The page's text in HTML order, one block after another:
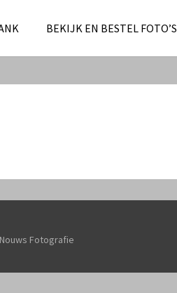
BEKIJK EN BESTEL FOTO’S
Fotografie